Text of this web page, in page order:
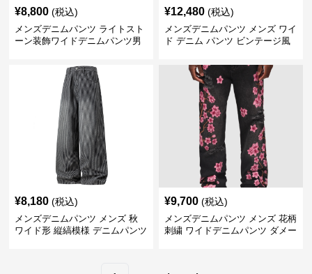
¥8,800 (税込)
メンズデニムパンツ ライトスト
ーン装飾ワイドデニムパンツ男
¥12,480 (税込)
メンズデニムパンツ メンズ ワイ
ド デニム パンツ ビンテージ風
¥8,180 (税込)
メンズデニムパンツ メンズ 秋
ワイド形 縦縞模様 デニムパンツ
¥9,700 (税込)
メンズデニムパンツ メンズ 花柄
刺繍 ワイドデニムパンツ ダメー